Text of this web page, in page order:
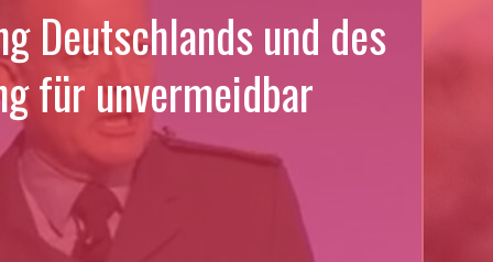
Deutschlands und des
für unvermeidbar